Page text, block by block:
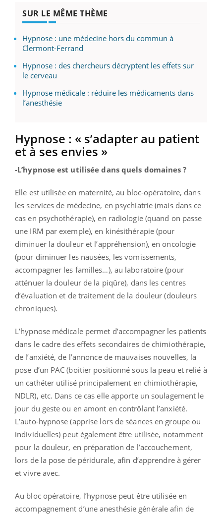
SUR LE MÊME THÈME
Hypnose : une médecine hors du commun à
Clermont-Ferrand
Hypnose : des chercheurs décryptent les effets sur
le cerveau
Hypnose médicale : réduire les médicaments dans
l’anesthésie
Hypnose : « s’adapter au patient
et à ses envies »
-L’hypnose est utilisée dans quels domaines ?
Elle est utilisée en maternité, au bloc-opératoire, dans
les services de médecine, en psychiatrie (mais dans ce
cas en psychothérapie), en radiologie (quand on passe
une IRM par exemple), en kinésithérapie (pour
diminuer la douleur et l’appréhension), en oncologie
(pour diminuer les nausées, les vomissements,
accompagner les familles…), au laboratoire (pour
atténuer la douleur de la piqûre), dans les centres
d’évaluation et de traitement de la douleur (douleurs
chroniques).
L’hypnose médicale permet d’accompagner les patients
dans le cadre des effets secondaires de chimiothérapie,
de l’anxiété, de l’annonce de mauvaises nouvelles, la
pose d’un PAC (boitier positionné sous la peau et relié à
un cathéter utilisé principalement en chimiothérapie,
NDLR), etc. Dans ce cas elle apporte un soulagement le
jour du geste ou en amont en contrôlant l’anxiété.
L’auto-hypnose (apprise lors de séances en groupe ou
individuelles) peut également être utilisée, notamment
pour la douleur, en préparation de l’accouchement,
lors de la pose de péridurale, afin d’apprendre à gérer
et vivre avec.
Au bloc opératoire, l’hypnose peut être utilisée en
accompagnement d’une anesthésie générale afin de